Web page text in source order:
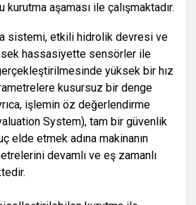
aşaması ile çalışmaktadır.
sistemi, etkili hidrolik devresi ve
hassasiyette sensörler ile
yüksek bir hız
kusursuz bir denge
işlemin öz değerlendirme
System), tam bir güvenlik
elde etmek adına makinanın
devamlı ve eş zamanlı